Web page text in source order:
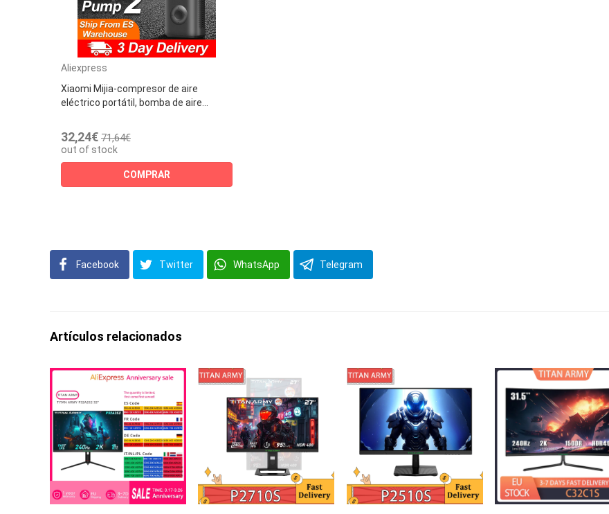
Aliexpress
Xiaomi Mijia-compresor de aire
eléctrico portátil, bomba de aire...
32,24€ 71,64€
out of stock
COMPRAR
Facebook Twitter WhatsApp Telegram
Artículos relacionados